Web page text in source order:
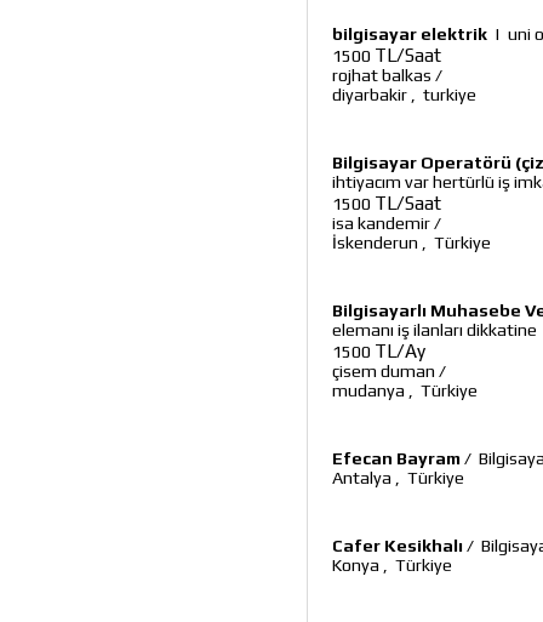
bilgisayar elektrik | uni
1500 TL/Saat
rojhat balkas /
diyarbakir
turkiye
Bilgisayar Operatörü
ihtiyacım var hertürlü iş
1500 TL/Saat
isa kandemir/
İskenderun
Türkiye
Bilgisayarlı Muhasebe
elemanı iş ilanları dikkatine
1500 TL/Ay
çisem duman /
mudanya
Türkiye
Efecan Bayram /
Antalya
Türkiye
Cafer Kesikhalı /
Konya
Türkiye